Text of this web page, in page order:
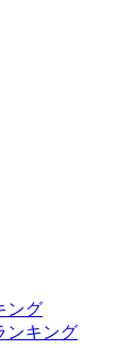
ング
ンキング